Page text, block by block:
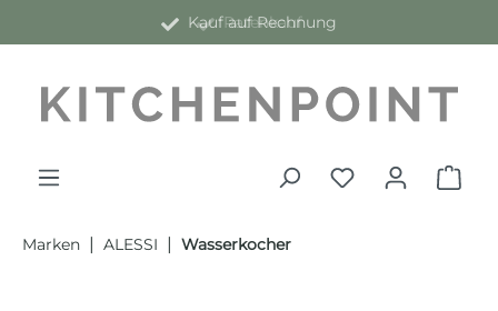
Kauf auf Rechnung
Marken | ALESSI | Wasserkocher